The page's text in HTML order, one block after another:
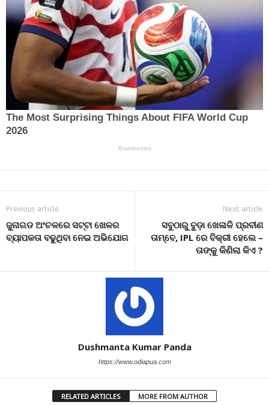
Previous article
ଜୁନାଗଡ ଅଂଚଳରେ ସଟ୍ଟା ଖେଳର
ବ୍ୟାପକତା ବଢୁଥିବା ନେଇ ଅଭିଯୋଗ
Next article
ସବୁଠାରୁ ବୁଡ଼ା ଖେଳାଳି ପ୍ରବୀଣ
ତାମ୍ବେ, IPL ରେ ବିକ୍ରୀ ହେଲେ –
ତାଙ୍କୁ କିଣିଲା କିଏ ?
Dushmanta Kumar Panda
https://www.odiapua.com
RELATED ARTICLES MORE FROM AUTHOR